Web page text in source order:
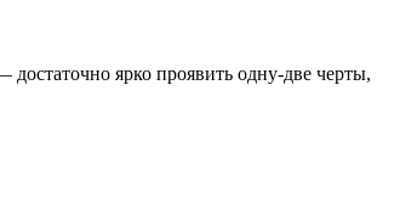
ярко проявить одну-две черты,